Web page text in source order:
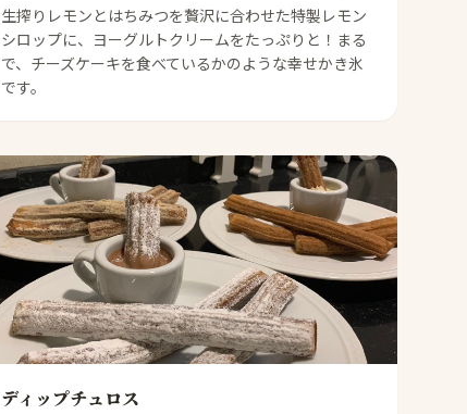
生搾りレモンとはちみつを贅沢に合わせた特製レモン
シロップに、ヨーグルトクリームをたっぷりと！まる
で、チーズケーキを食べているかのような幸せかき氷
です。
ディップチュロス